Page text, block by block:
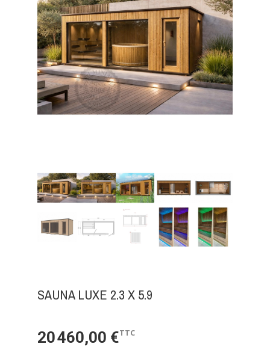
SAUNA LUXE 2.3 X 5.9
20 460,00 €TTC